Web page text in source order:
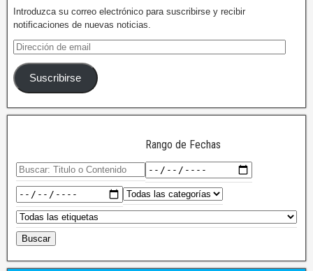
Introduzca su correo electrónico para suscribirse y recibir
notificaciones de nuevas noticias.
Suscribirse
Rango de Fechas